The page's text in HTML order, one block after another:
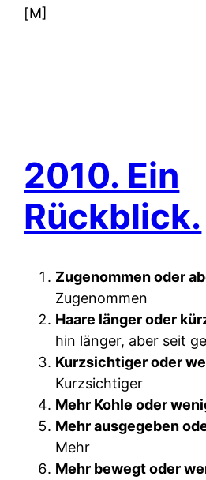
[M]
2010. Ein
Rückblick.
Zugenommen oder
Zugenommen
Haare länger oder
hin länger, aber seit
Kurzsichtiger oder
Kurzsichtiger
Mehr Kohle oder
Mehr ausgegeben
Mehr
Mehr bewegt oder